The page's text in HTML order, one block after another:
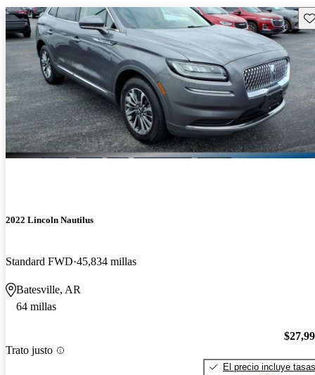
2022 Lincoln Nautilus
Standard FWD 45,834 millas
Batesville, AR
64 millas
Trato justo
El precio incluye tasas